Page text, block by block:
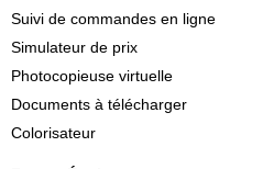
Suivi de commandes en ligne
Simulateur de prix
Photocopieuse virtuelle
Documents à télécharger
Colorisateur